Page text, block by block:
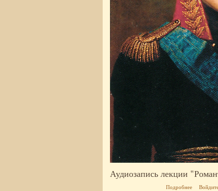
Аудиозапись лекции
Подробнее о